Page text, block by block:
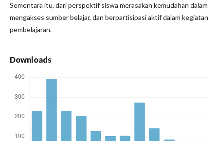
Sementara itu, dari perspektif siswa merasakan kemudahan dalam
mengakses sumber belajar, dan berpartisipasi aktif dalam kegiatan
pembelajaran.
Downloads